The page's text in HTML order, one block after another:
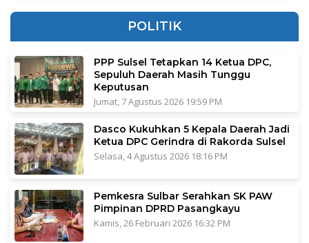
POLITIK
PPP Sulsel Tetapkan 14 Ketua DPC,
Sepuluh Daerah Masih Tunggu
Keputusan
Jumat, 7 Agustus 2026 19:59 PM
Dasco Kukuhkan 5 Kepala Daerah Jadi
Ketua DPC Gerindra di Rakorda Sulsel
Selasa, 4 Agustus 2026 18:16 PM
Pemkesra Sulbar Serahkan SK PAW
Pimpinan DPRD Pasangkayu
Kamis, 26 Februari 2026 16:32 PM